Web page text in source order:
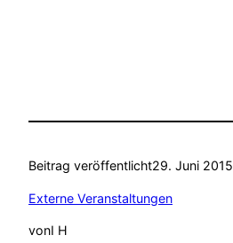
Beitrag veröffentlicht29. Juni 2015
Externe Veranstaltungen
vonI H